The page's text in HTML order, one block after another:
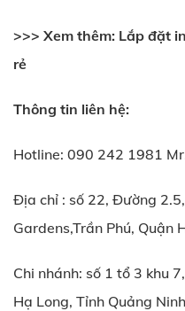
>>> Xem thêm: Lắp đặt
rẻ
Thông tin liên hệ:
Hotline: 090 242 1981
Địa chỉ : số 22, Đường
Gardens,Trần Phú, Quận
Chi nhánh: số 1 tổ 3 khu
Hạ Long, Tỉnh Quảng